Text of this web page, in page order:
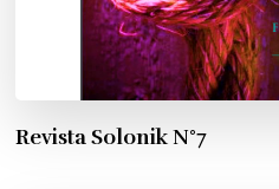
Revista Solonik N°7